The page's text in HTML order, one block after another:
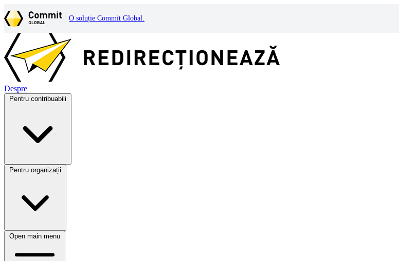
O soluție Commit Global.
Despre
Pentru contribuabili
Pentru organizații
Open main menu